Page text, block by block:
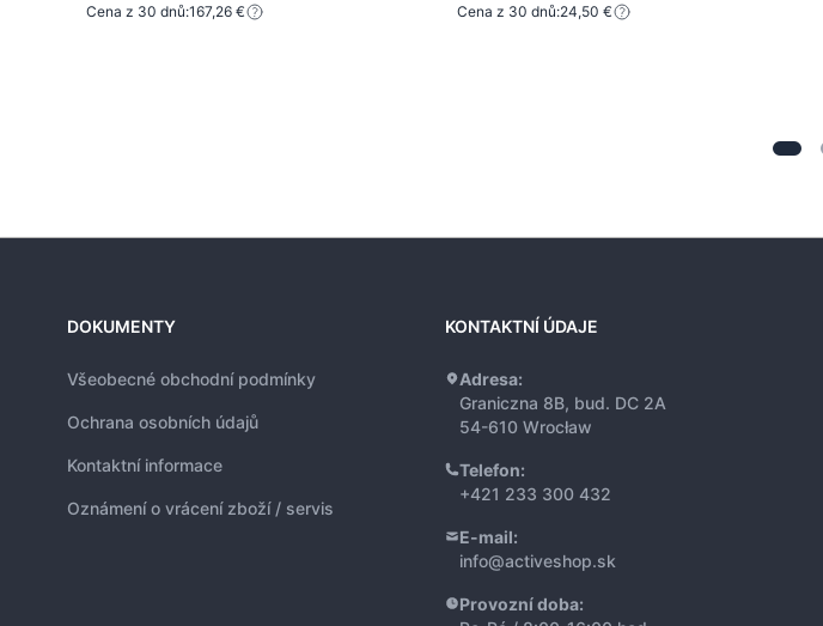
Cena z 30 dnů:167,26 € Cena z 30 dnů:24,50 €
DOKUMENTY
Všeobecné obchodní podmínky
Ochrana osobních údajů
Kontaktní informace
Oznámení o vrácení zboží / servis
KONTAKTNÍ ÚDAJE
Adresa:
Graniczna 8B, bud. DC 2A
54-610 Wrocław
Telefon:
+421 233 300 432
E-mail:
info@activeshop.sk
Provozní doba: